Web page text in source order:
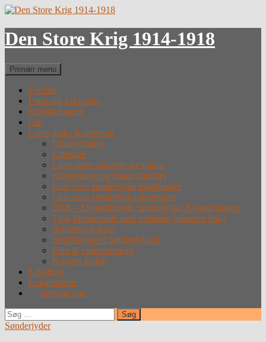
Hop
indhold
Den Store Krig 1914-1918
Søg
Primær menu
Forside
Fotos og Arkivalier
Krigsdeltagere
Om
Lister, links & litteratur
Undervisning
Litteratur
Lister over sønderjyske faldne
Krigergrave og mindesmærker
Liste over sønderjyske krigsfanger
Liste over sønderjyske desertører
DSK – Dansksindede Sønderjyske Krigsdeltagere
Tysk hjemmeside med tabslister (eksternt link)
Alfabetiske lister
Straffefanger i Sønderjylland
Film & videoforedrag
Krigens forløb
Leksikon
Lokalhistorie
Introduction
Søg
efter:
Sønderjyder